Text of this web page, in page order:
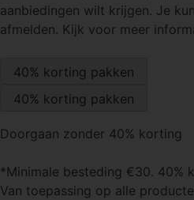
aanbiedingen wilt krijgen. Je
afmelden. Kijk voor meer
Doorgaan zonder 40% korting
*Minimale besteding €30. 40%
Van toepassing op alle